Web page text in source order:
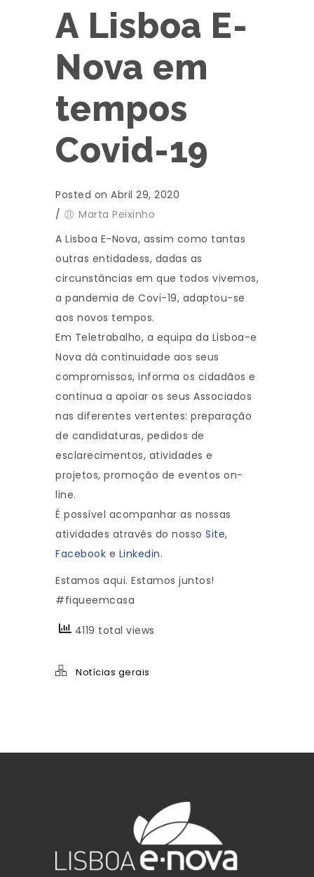
A Lisboa E-
Nova em
tempos
Covid-19
Posted on Abril 29, 2020
/
Marta Peixinho
A Lisboa E-Nova, assim como tantas
outras entidadess, dadas as
circunstâncias em que todos vivemos,
a pandemia de Covi-19, adaptou-se
aos novos tempos.
Em Teletrabalho, a equipa da Lisboa-e
Nova dá continuidade aos seus
compromissos, informa os cidadãos e
continua a apoiar os seus Associados
nas diferentes vertentes: preparação
de candidaturas, pedidos de
esclarecimentos, atividades e
projetos, promoção de eventos on-
line.
É possível acompanhar as nossas
atividades através do nosso Site,
Facebook e Linkedin.
Estamos aqui. Estamos juntos!
#fiqueemcasa
4119 total views
Notícias gerais